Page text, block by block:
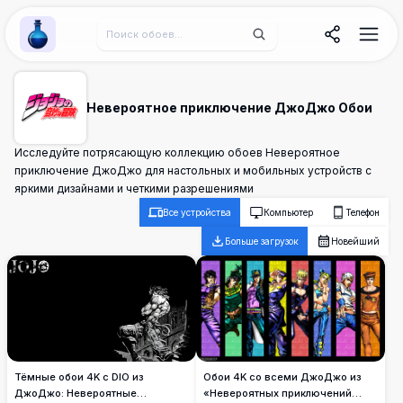
Wallpaper Alchemy
Невероятное приключение ДжоДжо Обои
Исследуйте потрясающую коллекцию обоев Невероятное
приключение ДжоДжо для настольных и мобильных устройств с
яркими дизайнами и четкими разрешениями
Все устройства Компьютер Телефон
Больше загрузок Новейший
Тёмные обои 4K с DIO из
ДжоДжо: Невероятные
Обои 4K со всеми ДжоДжо из
«Невероятных приключений